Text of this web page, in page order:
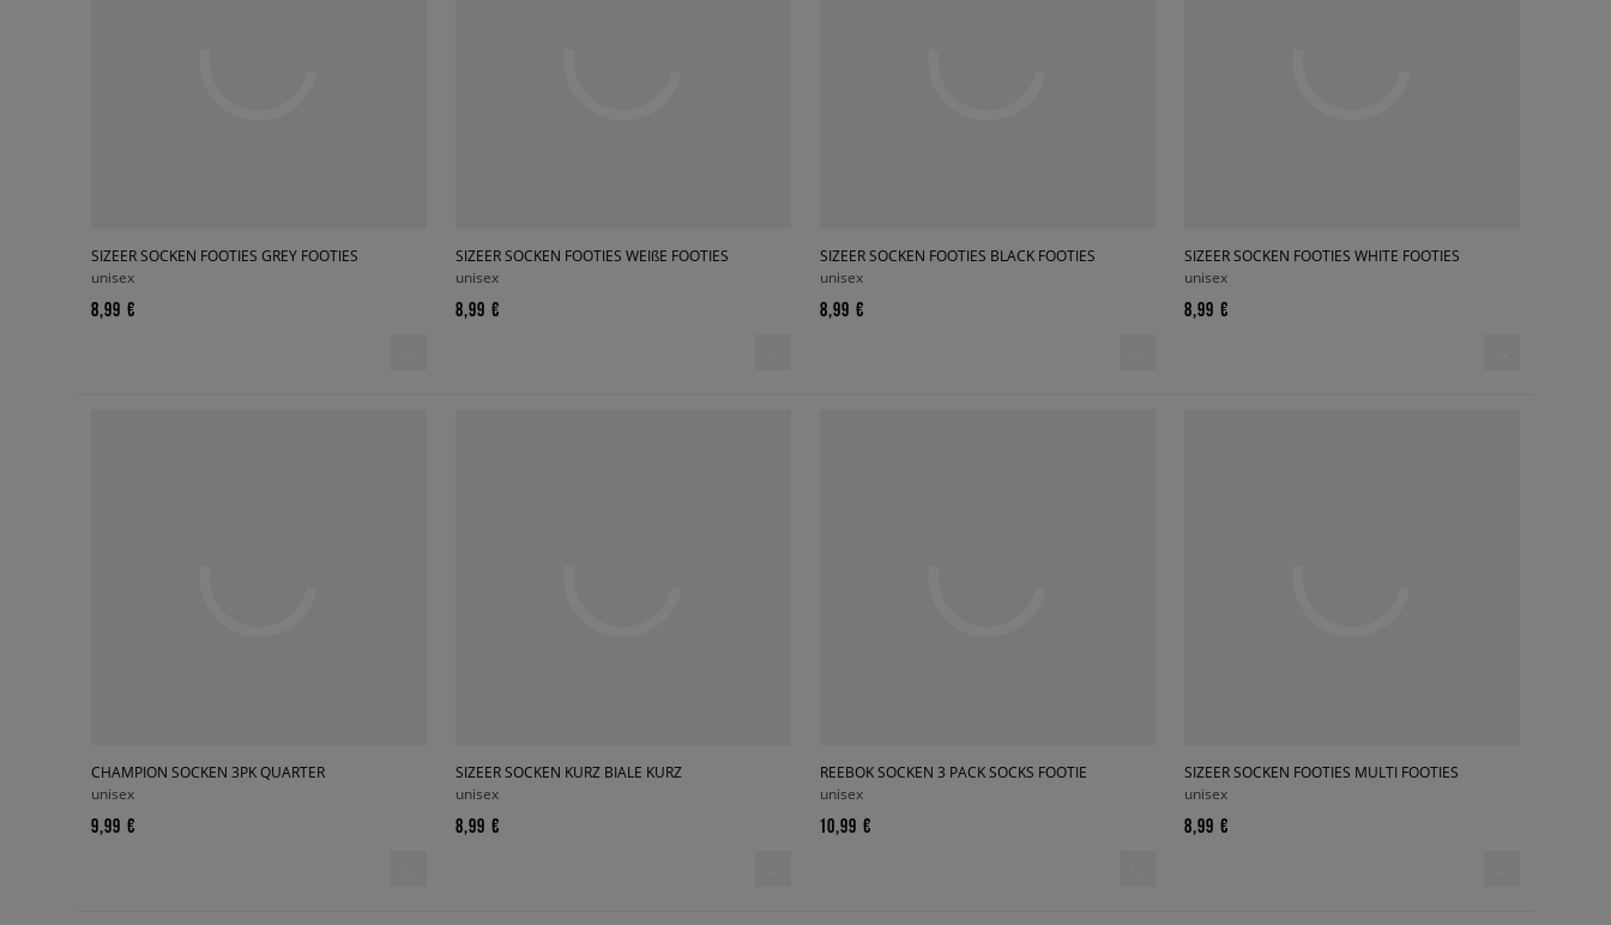
SIZEER SOCKEN FOOTIES GREY FOOTIES
unisex
8,99 €
SIZEER SOCKEN FOOTIES WEIßE FOOTIES
unisex
8,99 €
SIZEER SOCKEN FOOTIES BLACK FOOTIES
unisex
8,99 €
SIZEER SOCKEN FOOTIES WHITE FOOTIES
unisex
8,99 €
CHAMPION SOCKEN 3PK QUARTER
unisex
9,99 €
SIZEER SOCKEN KURZ BIALE KURZ
unisex
8,99 €
REEBOK SOCKEN 3 PACK SOCKS FOOTIE
unisex
10,99 €
SIZEER SOCKEN FOOTIES MULTI FOOTIES
unisex
8,99 €